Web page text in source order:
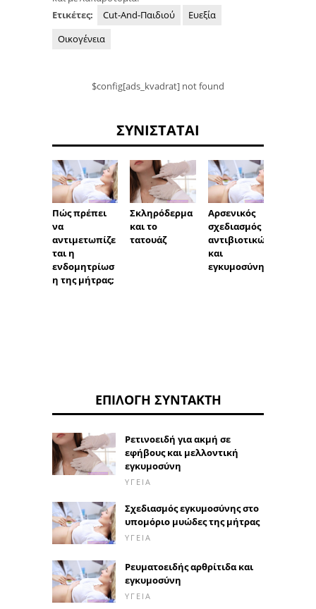
Ετικέτες:
Cut-And-Παιδιού
Ευεξία
Οικογένεια
$config[ads_kvadrat] not found
ΣΥΝΙΣΤΆΤΑΙ
Πώς πρέπει
να
αντιμετωπίζε
ται η
ενδομητρίωσ
η της μήτρας;
Σκληρόδερμα
και το
τατουάζ
Αρσενικός
σχεδιασμός
αντιβιοτικών
και
εγκυμοσύνης
ΕΠΙΛΟΓΉ ΣΥΝΤΆΚΤΗ
Ρετινοειδή για ακμή σε
εφήβους και μελλοντική
εγκυμοσύνη
ΥΓΕΊΑ
Σχεδιασμός εγκυμοσύνης στο
υπομόριο μυώδες της μήτρας
ΥΓΕΊΑ
Ρευματοειδής αρθρίτιδα και
εγκυμοσύνη
ΥΓΕΊΑ